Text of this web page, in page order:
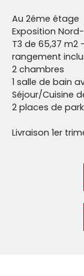
Au 2éme étage
Exposition
T3 de 65,37 m2
rangement
2 chambres
1 salle de bain
Séjour/Cuisine
2 places de
Livraison 1er